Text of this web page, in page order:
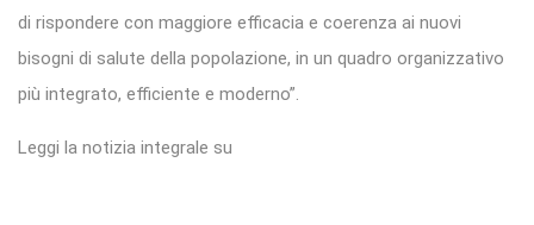
di rispondere con maggiore efficacia e coerenza ai nuovi
bisogni di salute della popolazione, in un quadro organizzativo
più integrato, efficiente e moderno”.
Leggi la notizia integrale su